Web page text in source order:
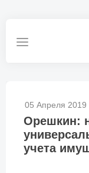
05 Апреля 2019
Орешкин:
учета